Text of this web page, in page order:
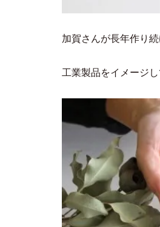
加賀さんが長年作り続
工業製品をイメージ